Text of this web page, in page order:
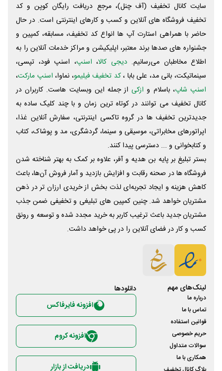
سایت کانال تخفیف (آف چنل)، مرجع دریافت رایگان کوپن و کد
تخفیف فروشگاه های آنلاین و کسب و‌ کارهای اینترنتی است. در حال
حاضر با همراهی استارت آپ ها انواع کد تخفیف، مسابقه، کمپین و
جشنواره های صدها برند معتبر، اپلیکیشن و مراکز خدمات آنلاین را به
اطلاع مخاطبان می‌رسانیم. دیجی کالا، اسنپ، اسنپ فود، تپسی،
سینماتیکت، بانی مد، علی‌ بابا ،کد تخفیف فیلیمو، نماوا، اسنپ مارکت،
اسنپ شاپ، باسلام و ازکی از جمله این وبسایت ‌هاست. کاربران در
کانال تخفیف می توانند در کوتاه ترین زمان و با چند کلیک ساده به
جدیدترین تخفیف ها در گروه تاکسی اینترنتی، سفارش آنلاین غذا،
اپراتورهای مخابراتی، موسیقی و سینما، گردشگری، مد و پوشاک، کتاب
و کتابخوانی و ... دسترسی پیدا کنند.
بستر تبلیغ بر پایه بن هدیه و آفر، علاوه بر کمک به بهتر شناخته شدن
فروشگاه ها در صحنه رقابت و افزایش بازدید و آمار فروش آن‌ها، باعث
کاهش هزینه و ایجاد تجربه‌ای لذت بخش از خریدی ارزان تر در ذهن
مشتریان خواهد شد. چنین کمپین های تبلیغی و تخفیفی ضمن جذب
مشتریان جدید باعث ترغیب کاربر به خرید مجدد شده و توسعه و رونق
کسب و کار در فضای آنلاین را در پی خواهد داشت.
لینک‌های مهم
درباره ما
تماس با ما
قوانین استفاده
حریم خصوصی
سوالات متداول
همکاری با ما
دانلود‌ها
افزونه فایرفاکس
افزونه کروم
دریافت از بازار